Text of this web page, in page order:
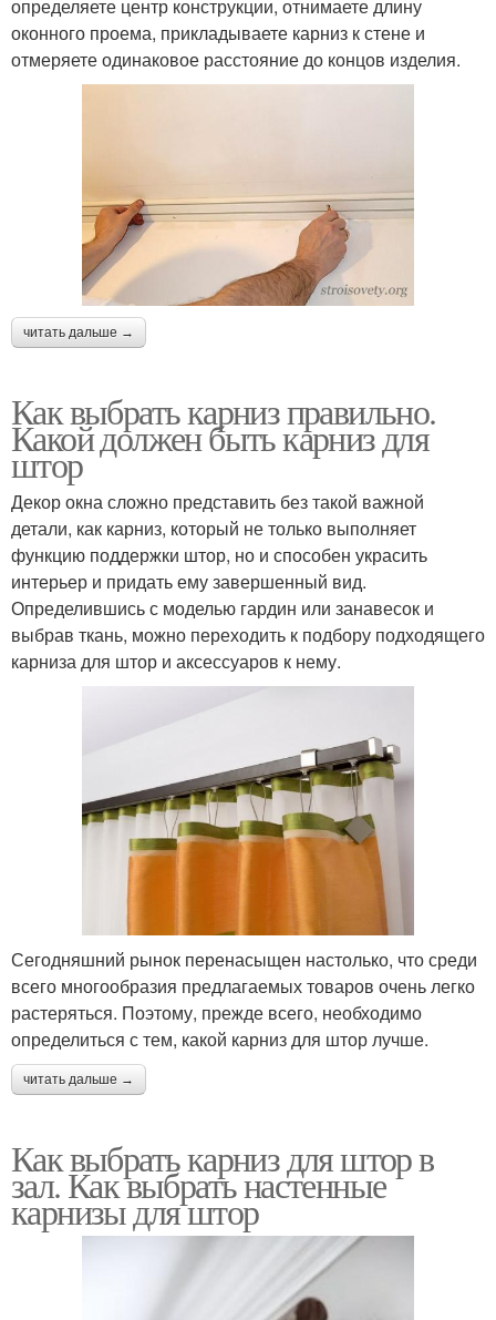
определяете центр конструкции, отнимаете длину
оконного проема, прикладываете карниз к стене и
отмеряете одинаковое расстояние до концов изделия.
читать дальше →
Как выбрать карниз правильно.
Какой должен быть карниз для
штор
Декор окна сложно представить без такой важной
детали, как карниз, который не только выполняет
функцию поддержки штор, но и способен украсить
интерьер и придать ему завершенный вид.
Определившись с моделью гардин или занавесок и
выбрав ткань, можно переходить к подбору подходящего
карниза для штор и аксессуаров к нему.
Сегодняшний рынок перенасыщен настолько, что среди
всего многообразия предлагаемых товаров очень легко
растеряться. Поэтому, прежде всего, необходимо
определиться с тем, какой карниз для штор лучше.
читать дальше →
Как выбрать карниз для штор в
зал. Как выбрать настенные
карнизы для штор